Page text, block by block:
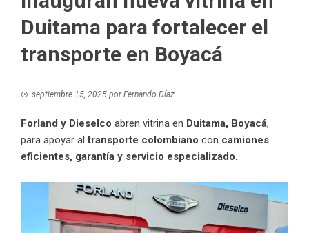
Duitama para fortalecer el
transporte en Boyacá
septiembre 15, 2025 porFernando Díaz
Forland y Dieselco abren vitrina en Duitama, Boyacá,
para apoyar altransporte colombiano con camiones
eficientes, garantía y servicio especializado.